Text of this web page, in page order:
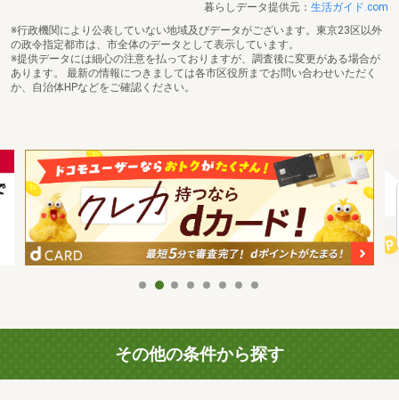
暮らしデータ提供元： 生活ガイド.com
※行政機関により公表していない地域及びデータがございます。東京23区以外
の政令指定都市は、市全体のデータとして表示しています。
※提供データには細心の注意を払っておりますが、調査後に変更がある場合が
あります。 最新の情報につきましては各市区役所までお問い合わせいただく
か、自治体HPなどをご確認ください。
その他の条件から探す